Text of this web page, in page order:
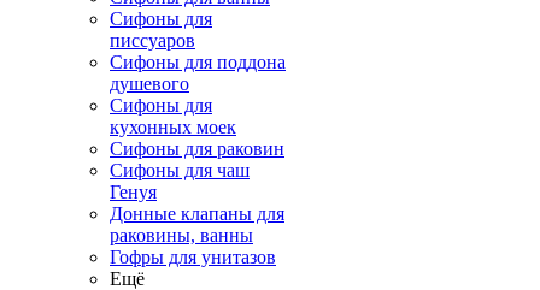
Сифоны для
писсуаров
Сифоны для поддона
душевого
Сифоны для
кухонных моек
Сифоны для раковин
Сифоны для чаш
Генуя
Донные клапаны для
раковины, ванны
Гофры для унитазов
Ещё